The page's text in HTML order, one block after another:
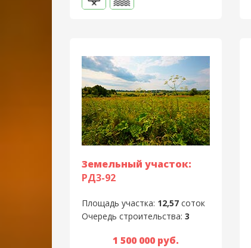
Земельный участок:
РД3-92
Площадь участка: 12,57 соток
Очередь строительства: 3
1 500 000 руб.